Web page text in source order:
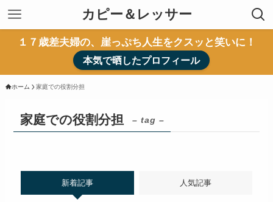
カピー＆レッサー
１７歳差夫婦の、崖っぷち人生をクスッと笑いに！
本気で晒したプロフィール
ホーム 家庭での役割分担
家庭での役割分担 – tag –
新着記事 人気記事